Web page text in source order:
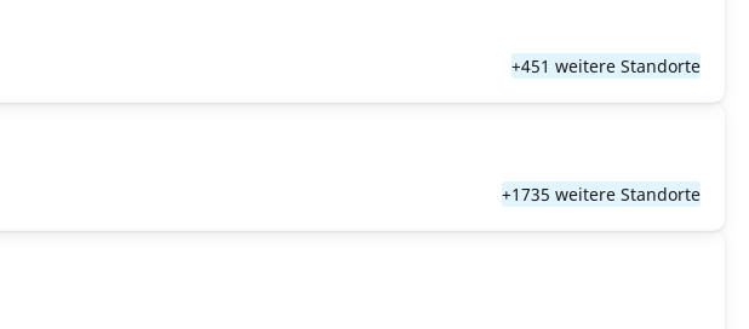
+451 weitere Standorte
+1735 weitere Standorte